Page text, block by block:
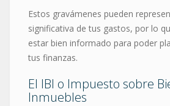
Estos gravámenes pueden
significativa de tus gastos, por lo
estar bien informado para poder
tus finanzas.
El IBI o Impuesto sobre
Inmuebles